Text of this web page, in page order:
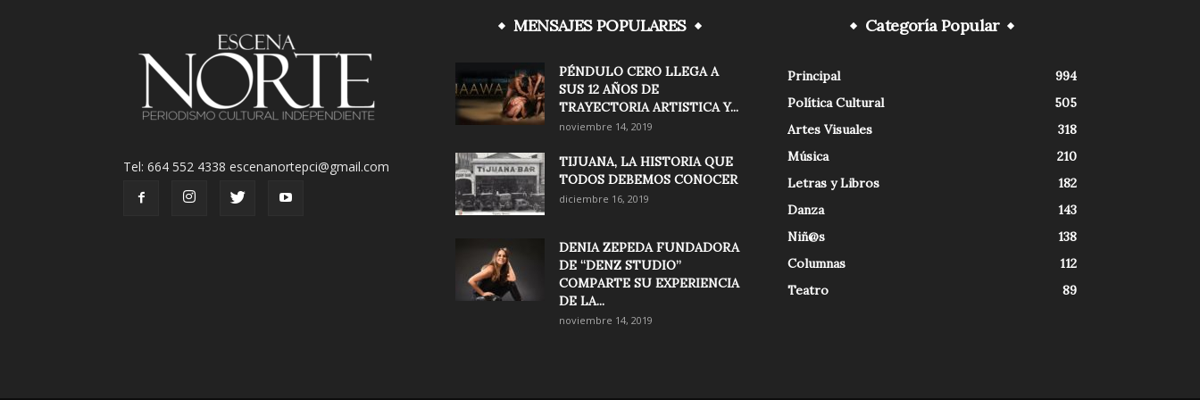
Tel: 664 552 4338 escenanortepci@gmail.com
MENSAJES POPULARES
PÉNDULO CERO LLEGA A
SUS 12 AÑOS DE
TRAYECTORIA ARTISTICA Y...
noviembre 14, 2019
TIJUANA, LA HISTORIA QUE
TODOS DEBEMOS CONOCER
diciembre 16, 2019
DENIA ZEPEDA FUNDADORA
DE “DENZ STUDIO”
COMPARTE SU EXPERIENCIA
DE LA...
noviembre 14, 2019
Categoría Popular
Principal
994
Política Cultural
505
Artes Visuales
318
Música
210
Letras y Libros
182
Danza
143
Niñ@s
138
Columnas
112
Teatro
89